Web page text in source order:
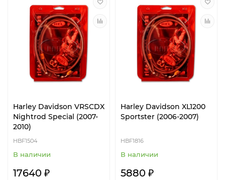
Harley Davidson VRSCDX
Nightrod Special (2007-
2010)
HBF1504
В наличии
17640 ₽
Harley Davidson XL1200
Sportster (2006-2007)
HBF1816
В наличии
5880 ₽